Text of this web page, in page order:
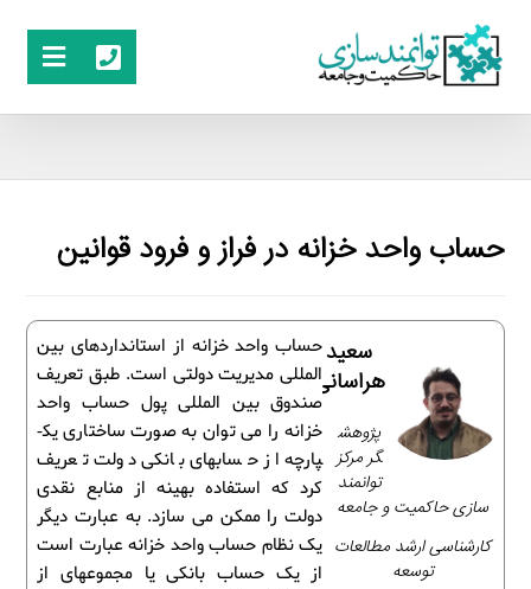
حساب واحد خزانه در فراز و فرود قوانین
حساب واحد خزانه از استانداردهای بین
­المللی مدیریت دولتی است. طبق تعریف
صندوق بین ­المللی پول حساب واحد
خزانه را می­ توان به صورت ساختاری یک­
پارچه از حساب­های بانکی دولت تعریف
کرد که استفاده بهینه از منابع نقدی
دولت را ممکن می­ سازد. به عبارت دیگر
یک نظام حساب واحد خزانه عبارت است
از یک حساب بانکی یا مجموعه­ای از
سعید
هراسانی
پژوهش
گر مرکز
توانمند
سازی حاکمیت و جامعه
کارشناسی ارشد مطالعات
توسعه